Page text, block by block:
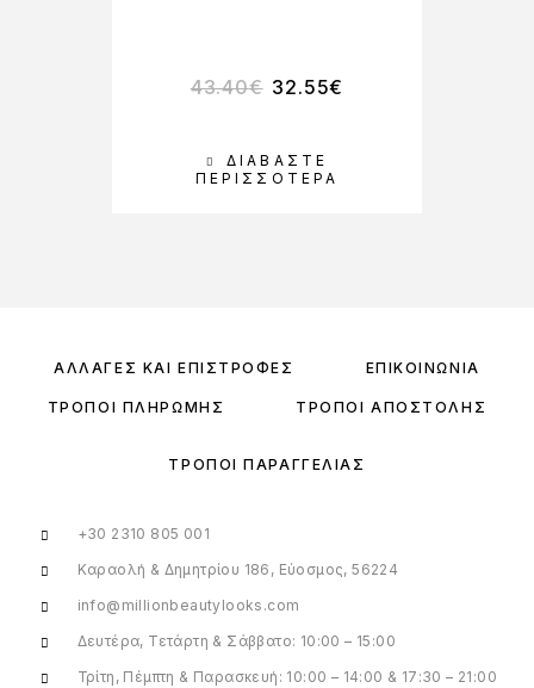
ΔΙΑΒΆΣΤΕ
ΠΕΡΙΣΣΌΤΕΡΑ
43.40€ 32.55€
ΑΛΛΑΓΈΣ ΚΑΙ ΕΠΙΣΤΡΟΦΈΣ ΕΠΙΚΟΙΝΩΝΊΑ
ΤΡΌΠΟΙ ΠΛΗΡΩΜΉΣ ΤΡΌΠΟΙ ΑΠΟΣΤΟΛΉΣ
ΤΡΌΠΟΙ ΠΑΡΑΓΓΕΛΊΑΣ
+30 2310 805 001
Καραολή & Δημητρίου 186, Εύοσμος, 56224
info@millionbeautylooks.com
Δευτέρα, Τετάρτη & Σάββατο: 10:00 – 15:00
Τρίτη, Πέμπτη & Παρασκευή: 10:00 – 14:00 & 17:30 – 21:00